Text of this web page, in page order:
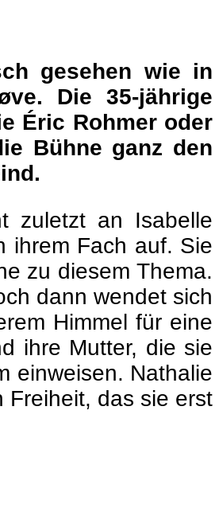
gesehen wie in
Die 35-jährige
Éric Rohmer oder
Bühne ganz den
zuletzt an Isabelle
ihrem Fach auf. Sie
zu diesem Thema.
dann wendet sich
Himmel für eine
ihre Mutter, die sie
einweisen. Nathalie
Freiheit, das sie erst